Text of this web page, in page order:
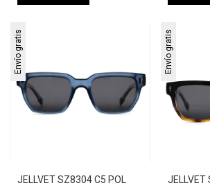
Envío gratis
JELLVET SZ8304 C5 POL
Envío gratis
JELLVET